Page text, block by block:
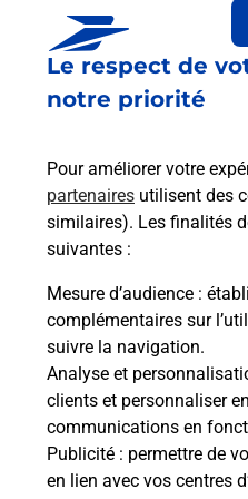
Le respect de
notre priorité
Pour améliorer votre
partenaires utilisent des
similaires). Les finalités
suivantes :
Mesure d’audience :
complémentaires sur
suivre la navigation.
Analyse et
clients et personnaliser
communications en
Publicité : permettre de
en lien avec vos centres
Prochaine collecte
7 Place Du Sombral
46330 Saint Cirq Lapopie
Itinéraire
Le lien s'ouvre dans un nouvel